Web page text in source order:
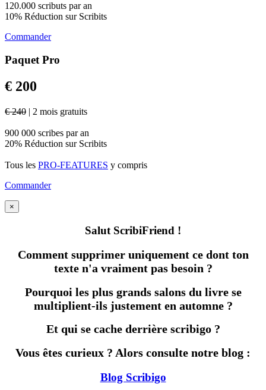
120.000 scributs par an
10% Réduction sur Scribits
Commander
Paquet Pro
€ 200
€ 240 | 2 mois gratuits
900 000 scribes par an
20% Réduction sur Scribits
Tous les PRO-FEATURES y compris
Commander
×
Salut ScribiFriend !
Comment supprimer uniquement ce dont ton
texte n'a vraiment pas besoin ?
Pourquoi les plus grands salons du livre se
multiplient-ils justement en automne ?
Et qui se cache derrière scribigo ?
Vous êtes curieux ? Alors consulte notre blog :
Blog Scribigo